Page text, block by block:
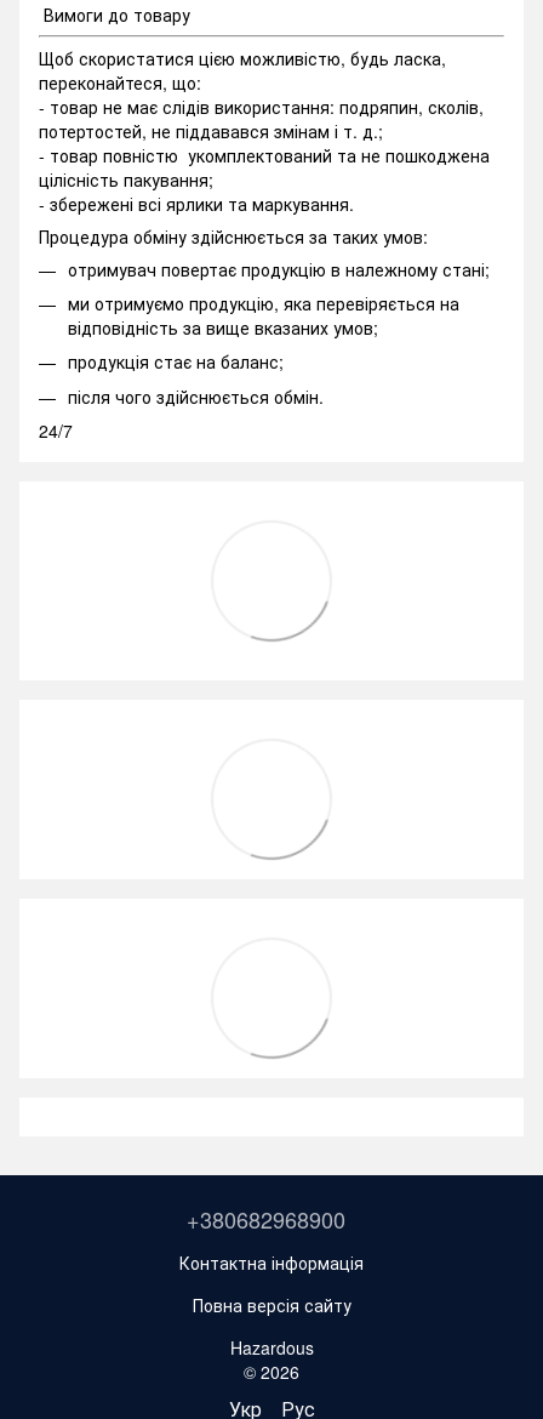
Вимоги до товару
Щоб скористатися цією можливістю, будь ласка,
переконайтеся, що:
- товар не має слідів використання: подряпин, сколів,
потертостей, не піддавався змінам і т. д.;
- товар повністю укомплектований та не пошкоджена
цілісність пакування;
- збережені всі ярлики та маркування.
Процедура обміну здійснюється за таких умов:
отримувач повертає продукцію в належному стані;
ми отримуємо продукцію, яка перевіряється на
відповідність за вище вказаних умов;
продукція стає на баланс;
після чого здійснюється обмін.
24/7
+380682968900
Контактна інформація
Повна версія сайту
Hazardous
© 2026
Укр Рус